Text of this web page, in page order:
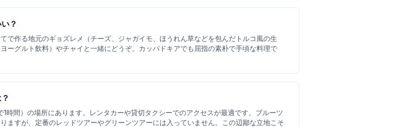
？
で作る地元のギョズレメ（チーズ、ジャガイモ、ほうれん草などを包んだトルコ風の生
ーグルト飲料）やチャイと一緒にどうぞ。カッパドキアでも屈指の素朴で手頃な料理で
時間）の場所にあります。レンタカーや貸切タクシーでのアクセスが最適です。ブルーツ
ますが、定番のレッドツアーやグリーンツアーには入っていません。この辺鄙な立地こそ